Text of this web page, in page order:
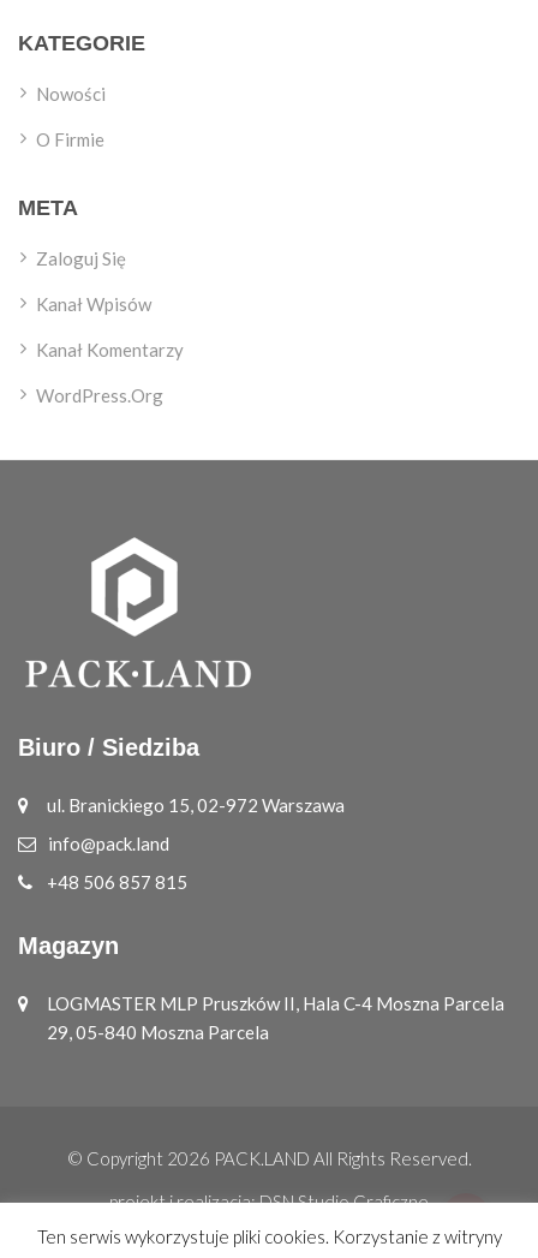
KATEGORIE
Nowości
O Firmie
META
Zaloguj Się
Kanał Wpisów
Kanał Komentarzy
WordPress.org
Biuro / Siedziba
ul. Branickiego 15, 02-972 Warszawa
info@pack.land
+48 506 857 815
Magazyn
LOGMASTER MLP Pruszków II, Hala C-4 Moszna Parcela
29, 05-840 Moszna Parcela
© Copyright 2026 PACK.LAND All Rights Reserved.
projekt i realizacja:DSN Studio Graficzne
Ten serwis wykorzystuje pliki cookies. Korzystanie z witryny